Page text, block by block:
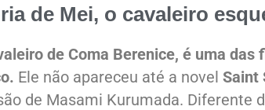
de Mei, o cavaleiro
de Coma Berenice, é uma
Ele não apareceu até a novel Saint
de Masami Kurumada. Diferente